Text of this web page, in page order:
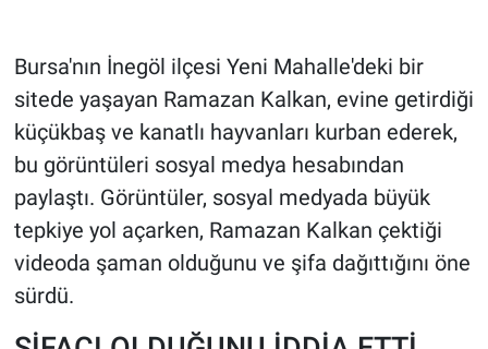
Bursa'nın İnegöl ilçesi Yeni Mahalle'deki bir
sitede yaşayan Ramazan Kalkan, evine getirdiği
küçükbaş ve kanatlı hayvanları kurban ederek,
bu görüntüleri sosyal medya hesabından
paylaştı. Görüntüler, sosyal medyada büyük
tepkiye yol açarken, Ramazan Kalkan çektiği
videoda şaman olduğunu ve şifa dağıttığını öne
sürdü.
Günün görüntüsü
Haber
İlan
Kimdir
Koronavirüs
Kültür Sanat